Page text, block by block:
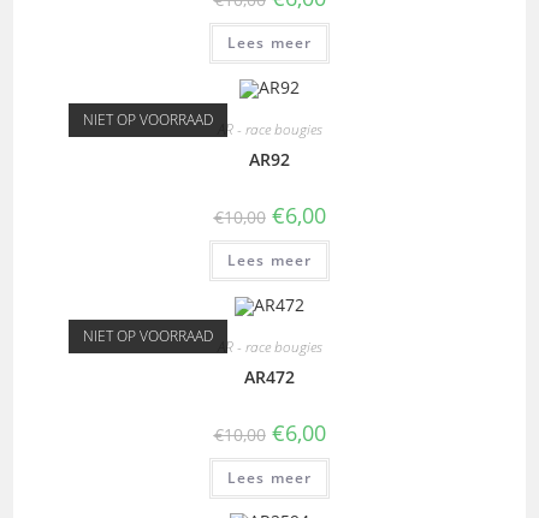
Lees meer
NIET OP VOORRAAD AR - race bougies
AR92
€10,00 €6,00
Lees meer
NIET OP VOORRAAD AR - race bougies
AR472
€10,00 €6,00
Lees meer